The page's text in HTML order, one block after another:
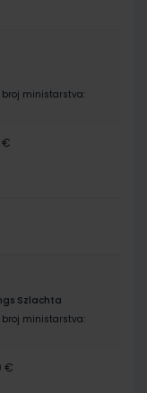
broj ministarstva:
€
Szlachta
broj ministarstva:
€